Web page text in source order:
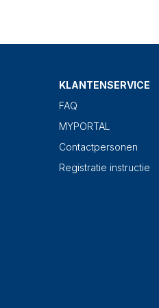
KLANTENSERVICE
FAQ
MYPORTAL
Contactpersonen
Registratie instructie